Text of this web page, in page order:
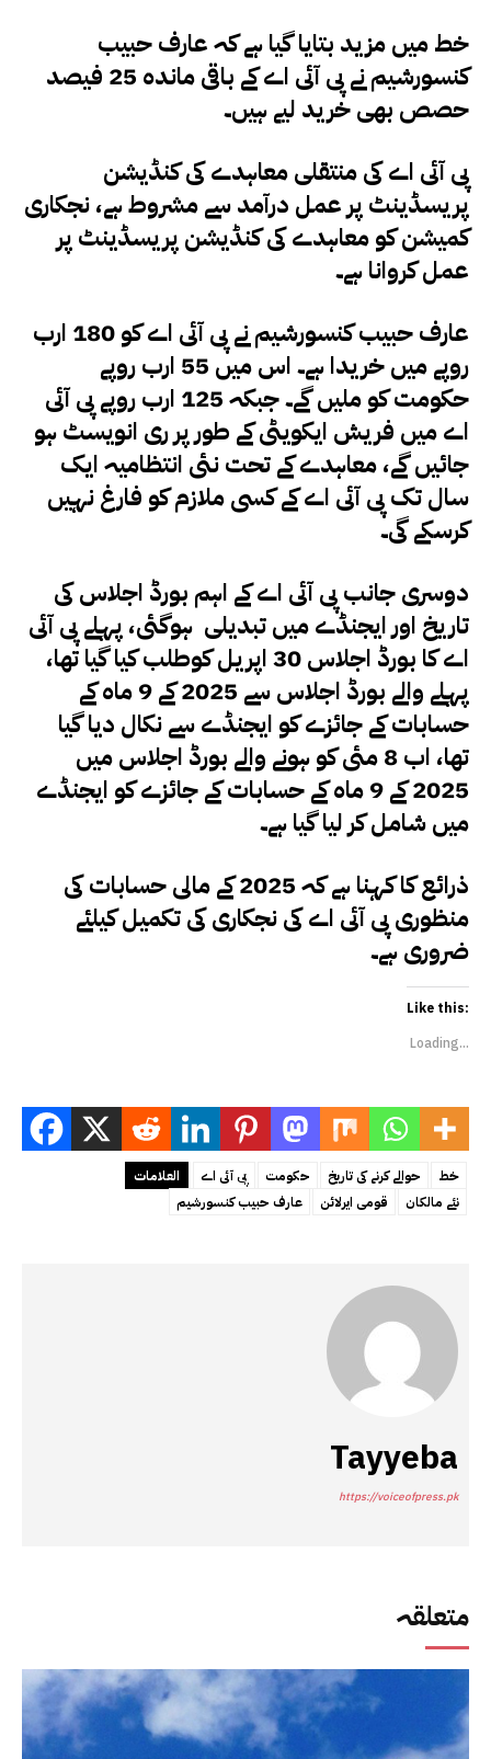
متعلقہ
خط میں مزید بتایا گیا ہے کہ عارف حبیب
کنسورشیم نے پی آئی اے کے باقی ماندہ 25 فیصد
حصص بھی خرید لیے ہیں۔
پی آئی اے کی منتقلی معاہدے کی کنڈیشن
پریسڈینٹ پر عمل درآمد سے مشروط ہے، نجکاری
کمیشن کو معاہدے کی کنڈیشن پریسڈینٹ پر
عمل کروانا ہے۔
عارف حبیب کنسورشیم نے پی آئی اے کو 180 ارب
روپے میں خریدا ہے۔ اس میں 55 ارب روپے
حکومت کو ملیں گے۔ جبکہ 125 ارب روپے پی آئی
اے میں فریش ایکویٹی کے طور پر ری انویسٹ ہو
جائیں گے، معاہدے کے تحت نئی انتظامیہ ایک
سال تک پی آئی اے کے کسی ملازم کو فارغ نہیں
کرسکے گی۔
دوسری جانب پی آئی اے کے اہم بورڈ اجلاس کی
تاریخ اور ایجنڈے میں تبدیلی ہوگئی، پہلے پی آئی
اے کا بورڈ اجلاس 30 اپریل کوطلب کیا گیا تھا،
پہلے والے بورڈ اجلاس سے 2025 کے 9 ماہ کے
حسابات کے جائزے کو ایجنڈے سے نکال دیا گیا
تھا، اب 8 مئی کو ہونے والے بورڈ اجلاس میں
2025 کے 9 ماہ کے حسابات کے جائزے کو ایجنڈے
میں شامل کر لیا گیا ہے۔
ذرائع کا کہنا ہے کہ 2025 کے مالی حسابات کی
منظوری پی آئی اے کی نجکاری کی تکمیل کیلئے
ضروری ہے۔
Like this:
Loading...
العلامات پی آئی اے حکومت حوالے کرنے کی تاریخ
خط
عارف حبیب کنسورشیم
قومی ایرلائن نئے مالکان
Tayyeba
https://voiceofpress.pk